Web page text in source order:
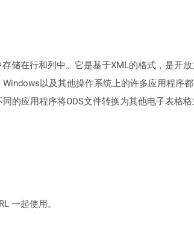
储在行和列中。它是基于XML的格式，是开
以及其他操作系统上的许多应用程序
的应用程序将ODS文件转换为其他电子表格
一起使用。